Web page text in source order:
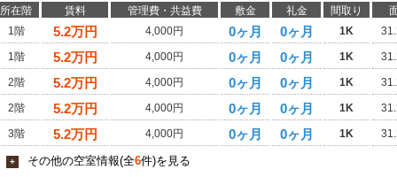
所在階 賃料 管理費・共益費 敷金 礼金 間取り
1階
5.2万円 4,000円 0ヶ月 0ヶ月 1K
1階
5.2万円 4,000円 0ヶ月 0ヶ月 1K
2階
5.2万円 4,000円 0ヶ月 0ヶ月 1K
2階
5.2万円 4,000円 0ヶ月 0ヶ月 1K
3階
5.2万円 4,000円 0ヶ月 0ヶ月 1K
+ その他の空室情報(全6件)を見る